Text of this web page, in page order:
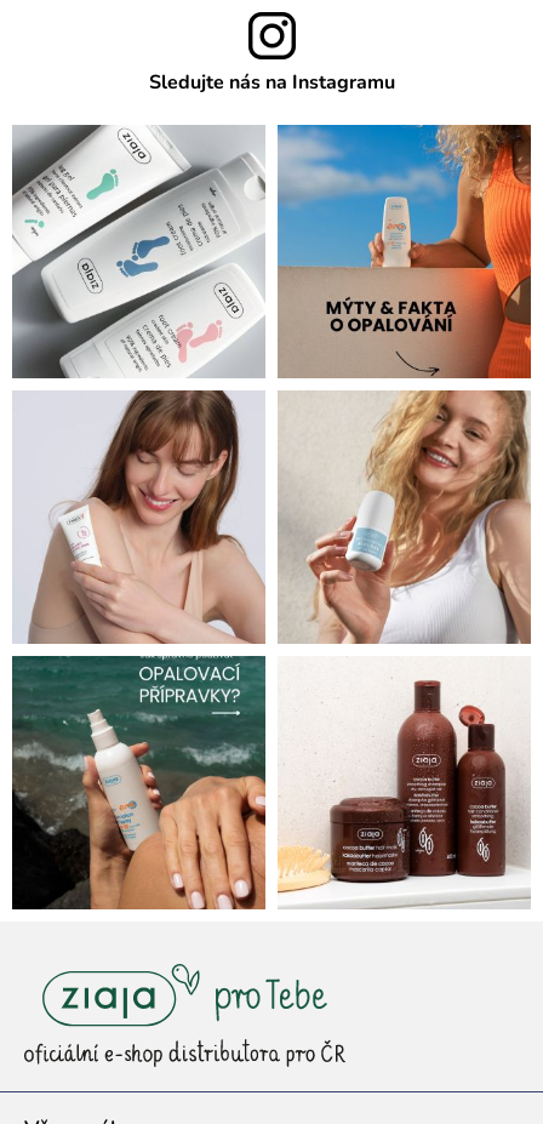
Sledujte nás na Instagramu
t